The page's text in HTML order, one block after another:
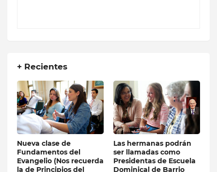
+ Recientes
Nueva clase de
Fundamentos del
Evangelio (Nos recuerda
la de Principios del
Las hermanas podrán
ser llamadas como
Presidentas de Escuela
Dominical de Barrio